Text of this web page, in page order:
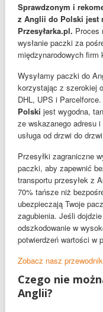
Sprawdzonym i
z Anglii do Polski jest
Przesyłarka.pl. Proces
wysłanie paczki za
międzynarodowych firm
Wysyłamy paczki do
korzystając z szerokiej
DHL, UPS i
Polski jest wygodna,
ze wskazanego adresu
usługa od drzwi do
Przesyłki zagraniczne
paczki, aby zapewnić
transportu przesyłek z
70% tańsze niż
ubezpieczają Twoje
zagubienia. Jeśli
odszkodowanie w
potwierdzeń wartości w
Zobacz nasz
Czego nie
Anglii?